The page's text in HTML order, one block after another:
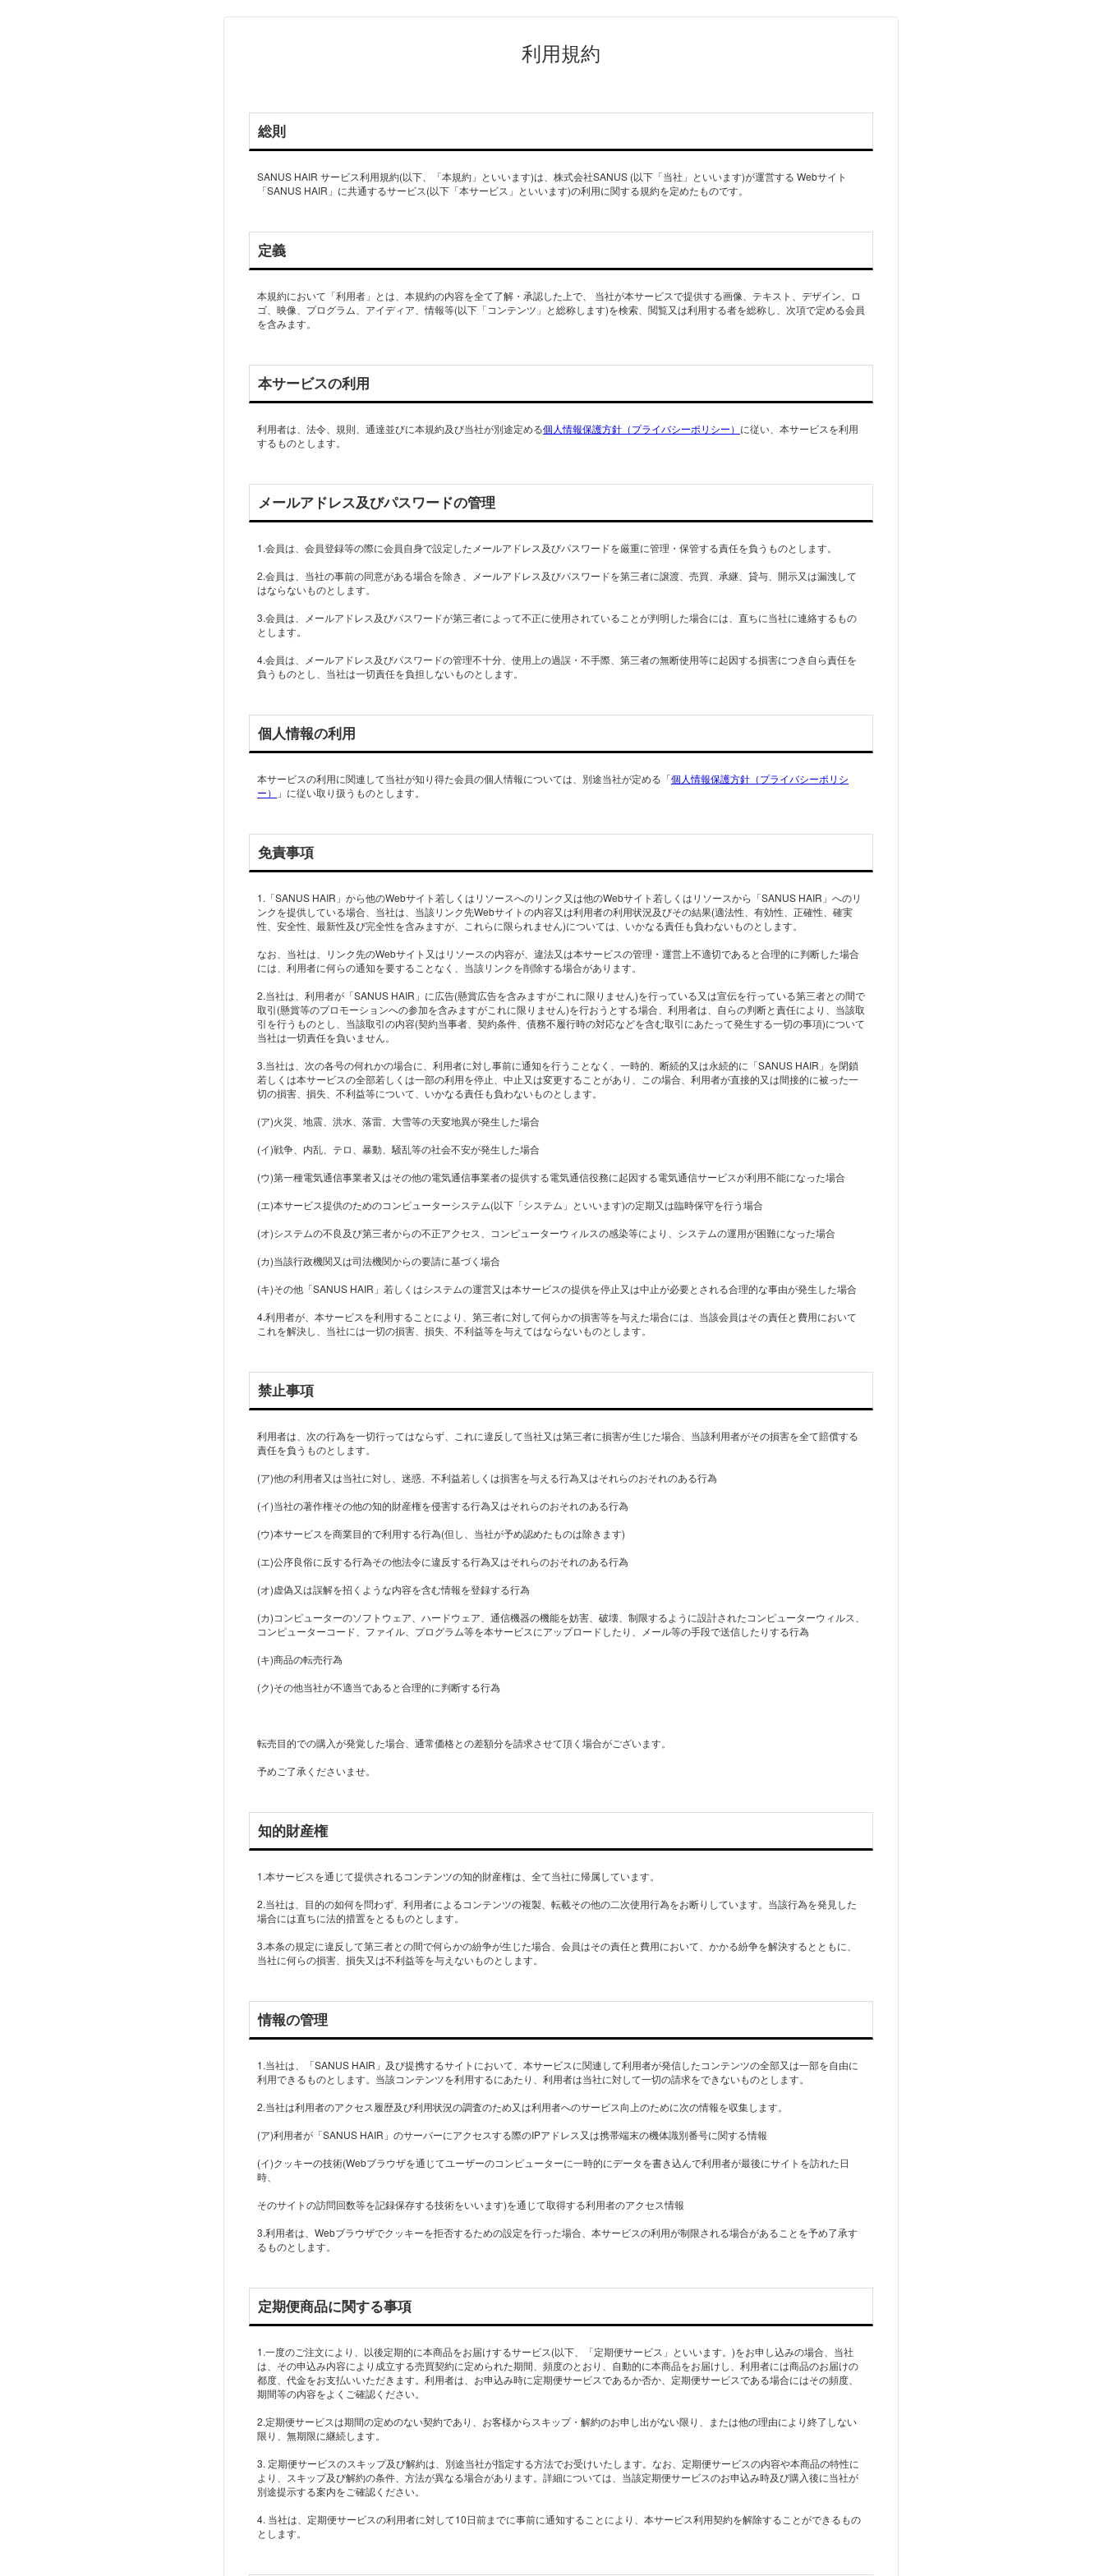
利用規約
総則
SANUS HAIR サービス利用規約(以下、「本規約」といいます)は、株式会社SANUS (以下「当社」といいます)が運営する Webサイト
「SANUS HAIR」に共通するサービス(以下「本サービス」といいます)の利用に関する規約を定めたものです。
定義
本規約において「利用者」とは、本規約の内容を全て了解・承認した上で、 当社が本サービスで提供する画像、テキスト、デザイン、ロ
ゴ、映像、プログラム、アイディア、情報等(以下「コンテンツ」と総称します)を検索、閲覧又は利用する者を総称し、次項で定める会員
を含みます。
本サービスの利用
利用者は、法令、規則、通達並びに本規約及び当社が別途定める個人情報保護方針（プライバシーポリシー） に従い、本サービスを利用
するものとします。
メールアドレス及びパスワードの管理
1.会員は、会員登録等の際に会員自身で設定したメールアドレス及びパスワードを厳重に管理・保管する責任を負うものとします。
2.会員は、当社の事前の同意がある場合を除き、メールアドレス及びパスワードを第三者に譲渡、売買、承継、貸与、開示又は漏洩して
はならないものとします。
3.会員は、メールアドレス及びパスワードが第三者によって不正に使用されていることが判明した場合には、直ちに当社に連絡するもの
とします。
4.会員は、メールアドレス及びパスワードの管理不十分、使用上の過誤・不手際、第三者の無断使用等に起因する損害につき自ら責任を
負うものとし、当社は一切責任を負担しないものとします。
個人情報の利用
本サービスの利用に関連して当社が知り得た会員の個人情報については、別途当社が定める「個人情報保護方針（プライバシーポリシ
ー）
」に従い取り扱うものとします。
免責事項
1.「SANUS HAIR」から他のWebサイト若しくはリソースへのリンク又は他のWebサイト若しくはリソースから「SANUS HAIR」へのリ
ンクを提供している場合、当社は、当該リンク先Webサイトの内容又は利用者の利用状況及びその結果(適法性、有効性、正確性、確実
性、安全性、最新性及び完全性を含みますが、これらに限られません)については、いかなる責任も負わないものとします。
なお、当社は、リンク先のWebサイト又はリソースの内容が、違法又は本サービスの管理・運営上不適切であると合理的に判断した場合
には、利用者に何らの通知を要することなく、当該リンクを削除する場合があります。
2.当社は、利用者が「SANUS HAIR」に広告(懸賞広告を含みますがこれに限りません)を行っている又は宣伝を行っている第三者との間で
取引(懸賞等のプロモーションへの参加を含みますがこれに限りません)を行おうとする場合、利用者は、自らの判断と責任により、当該取
引を行うものとし、当該取引の内容(契約当事者、契約条件、債務不履行時の対応などを含む取引にあたって発生する一切の事項)について
当社は一切責任を負いません。
3.当社は、次の各号の何れかの場合に、利用者に対し事前に通知を行うことなく、一時的、断続的又は永続的に「SANUS HAIR」を閉鎖
若しくは本サービスの全部若しくは一部の利用を停止、中止又は変更することがあり、この場合、利用者が直接的又は間接的に被った一
切の損害、損失、不利益等について、いかなる責任も負わないものとします。
(ア)火災、地震、洪水、落雷、大雪等の天変地異が発生した場合
(イ)戦争、内乱、テロ、暴動、騒乱等の社会不安が発生した場合
(ウ)第一種電気通信事業者又はその他の電気通信事業者の提供する電気通信役務に起因する電気通信サービスが利用不能になった場合
(エ)本サービス提供のためのコンピューターシステム(以下「システム」といいます)の定期又は臨時保守を行う場合
(オ)システムの不良及び第三者からの不正アクセス、コンピューターウィルスの感染等により、システムの運用が困難になった場合
(カ)当該行政機関又は司法機関からの要請に基づく場合
(キ)その他「SANUS HAIR」若しくはシステムの運営又は本サービスの提供を停止又は中止が必要とされる合理的な事由が発生した場合
4.利用者が、本サービスを利用することにより、第三者に対して何らかの損害等を与えた場合には、当該会員はその責任と費用において
これを解決し、当社には一切の損害、損失、不利益等を与えてはならないものとします。
禁止事項
利用者は、次の行為を一切行ってはならず、これに違反して当社又は第三者に損害が生じた場合、当該利用者がその損害を全て賠償する
責任を負うものとします。
(ア)他の利用者又は当社に対し、迷惑、不利益若しくは損害を与える行為又はそれらのおそれのある行為
(イ)当社の著作権その他の知的財産権を侵害する行為又はそれらのおそれのある行為
(ウ)本サービスを商業目的で利用する行為(但し、当社が予め認めたものは除きます)
(エ)公序良俗に反する行為その他法令に違反する行為又はそれらのおそれのある行為
(オ)虚偽又は誤解を招くような内容を含む情報を登録する行為
(カ)コンピューターのソフトウェア、ハードウェア、通信機器の機能を妨害、破壊、制限するように設計されたコンピューターウィルス、
コンピューターコード、ファイル、プログラム等を本サービスにアップロードしたり、メール等の手段で送信したりする行為
(キ)商品の転売行為
(ク)その他当社が不適当であると合理的に判断する行為
転売目的での購入が発覚した場合、通常価格との差額分を請求させて頂く場合がございます。
予めご了承くださいませ。
知的財産権
1.本サービスを通じて提供されるコンテンツの知的財産権は、全て当社に帰属しています。
2.当社は、目的の如何を問わず、利用者によるコンテンツの複製、転載その他の二次使用行為をお断りしています。当該行為を発見した
場合には直ちに法的措置をとるものとします。
3.本条の規定に違反して第三者との間で何らかの紛争が生じた場合、会員はその責任と費用において、かかる紛争を解決するとともに、
当社に何らの損害、損失又は不利益等を与えないものとします。
情報の管理
1.当社は、「SANUS HAIR」及び提携するサイトにおいて、本サービスに関連して利用者が発信したコンテンツの全部又は一部を自由に
利用できるものとします。当該コンテンツを利用するにあたり、利用者は当社に対して一切の請求をできないものとします。
2.当社は利用者のアクセス履歴及び利用状況の調査のため又は利用者へのサービス向上のために次の情報を収集します。
(ア)利用者が「SANUS HAIR」のサーバーにアクセスする際のIPアドレス又は携帯端末の機体識別番号に関する情報
(イ)クッキーの技術(Webブラウザを通じてユーザーのコンピューターに一時的にデータを書き込んで利用者が最後にサイトを訪れた日
時、
そのサイトの訪問回数等を記録保存する技術をいいます)を通じて取得する利用者のアクセス情報
3.利用者は、Webブラウザでクッキーを拒否するための設定を行った場合、本サービスの利用が制限される場合があることを予め了承す
るものとします。
定期便商品に関する事項
1.一度のご注文により、以後定期的に本商品をお届けするサービス(以下、「定期便サービス」といいます。)をお申し込みの場合、当社
は、その申込み内容により成立する売買契約に定められた期間、頻度のとおり、自動的に本商品をお届けし、利用者には商品のお届けの
都度、代金をお支払いいただきます。利用者は、お申込み時に定期便サービスであるか否か、定期便サービスである場合にはその頻度、
期間等の内容をよくご確認ください。
2.定期便サービスは期間の定めのない契約であり、お客様からスキップ・解約のお申し出がない限り、または他の理由により終了しない
限り、無期限に継続します。
3. 定期便サービスのスキップ及び解約は、別途当社が指定する方法でお受けいたします。なお、定期便サービスの内容や本商品の特性に
より、スキップ及び解約の条件、方法が異なる場合があります。詳細については、当該定期便サービスのお申込み時及び購入後に当社が
別途提示する案内をご確認ください。
4. 当社は、定期便サービスの利用者に対して10日前までに事前に通知することにより、本サービス利用契約を解除することができるもの
とします。